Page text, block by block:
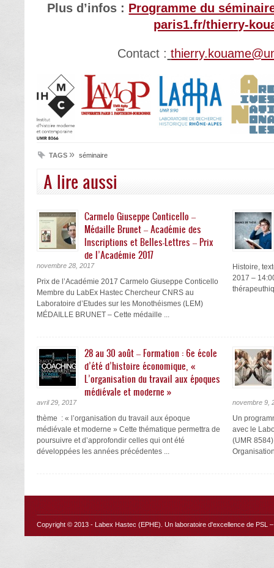
Plus d’infos : Programme du
paris1.fr/thierry-
Contact :
TAGS » séminaire
A lire aussi
Carmelo Giuseppe Conticello –
Médaille Brunet – Académie des
Inscriptions et Belles-Lettres – Prix
de l’Académie 2017
novembre 28, 2017
Prix de l’Académie 2017 Carmelo Giuseppe Conticello
Membre du LabEx Hastec Chercheur CNRS au
Laboratoire d’Etudes sur les Monothéismes (LEM)
MÉDAILLE BRUNET – Cette médaille ...
Histoire,
2017 –
28 au 30 août – Formation : 6e école
d’été d’histoire économique, «
L’organisation du travail aux époques
médiévale et moderne »
avril 29, 2017
thème : « l’organisation du travail aux époque
médiévale et moderne » Cette thématique permettra de
poursuivre et d’approfondir celles qui ont été
développées les années précédentes ...
novembre 9,
Un
avec le
(UMR
Copyright © 2013 - Labex Hastec (EPHE) . Un laboratoire d'excellence de